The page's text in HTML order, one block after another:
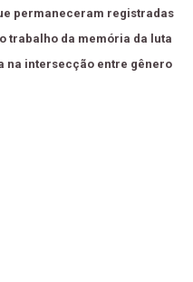
permaneceram registradas
trabalho da memória da luta
na intersecção entre gênero